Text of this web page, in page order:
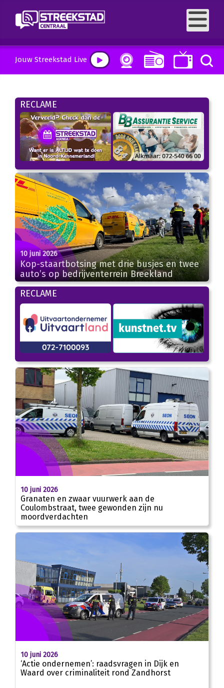
Jouw Streekstad Live
RECLAME
10 juni 2026
Kop-staartbotsing met drie busjes en twee
auto’s op bedrijventerrein Breekland
RECLAME
10 juni 2026
Granaten en zwaar vuurwerk aan de
Coulombstraat, twee gewonden zijn nu
moordverdachten
10 juni 2026
‘Actie ondernemen’: raadsvragen in Dijk en
Waard over criminaliteit rond Zandhorst